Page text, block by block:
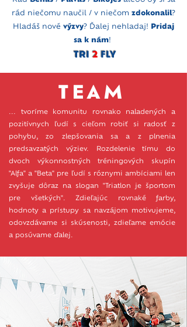
rád niečomu naučil / v niečom zdokonalil?
Hladáš nové výzvy? Ďalej nehladaj!
Pridaj
sa k nám!
TRI 2 FLY
TEAM
... tvoríme komunitu rovnako naladených a
pozitívnych ľudí s cieľom robiť si radosť z
pohybu, zo zlepšovania sa a z plnenia
predsavzatých výziev. Rozdelenie tímu do
dvoch výkonnostných tréningových skupín
"Alfa" a "Beta" pre ľudí s róznymi ambíciami len
zvyšuje dôraz na slogan "Triatlon je športom
pre všetkých". Zdieľajúc rovnaké farby,
hodnoty a prístupy sa navzájom motivujeme,
odovzdávame si skúsenosti, zdieľame emócie
a posúvame ďalej.